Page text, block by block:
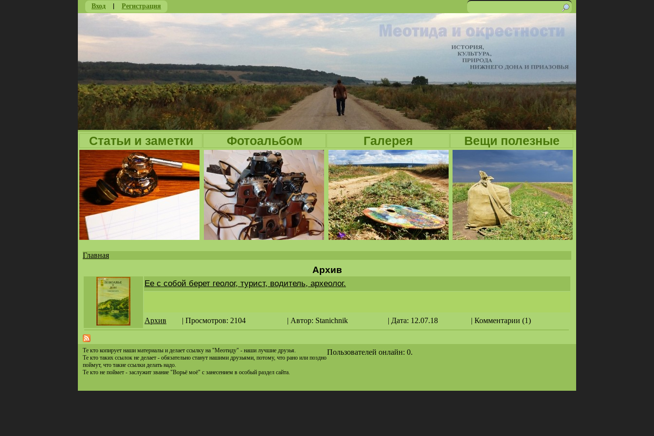
Вход | Регистрация
Форма
поиска
Поиск
Статьи и заметки Фотоальбом Галерея Вещи полезные
здесь
Главная
Архив
Ее с собой берет геолог, турист, водитель, археолог.
Архив | Просмотров: 2104 | Автор: Stanichnik | Дата: 12.07.18 | Комментарии (1)
Те кто копирует наши материалы и делает ссылку на "Меотиду" - наши лучшие друзья.
Те кто таких ссылок не делает - обязательно станут нашими друзьями, потому, что рано или поздно
поймут, что такие ссылки делать надо.
Те кто не поймет - заслужит звание "Ворьё моё" с занесением в особый раздел сайта.
Пользователей онлайн: 0.